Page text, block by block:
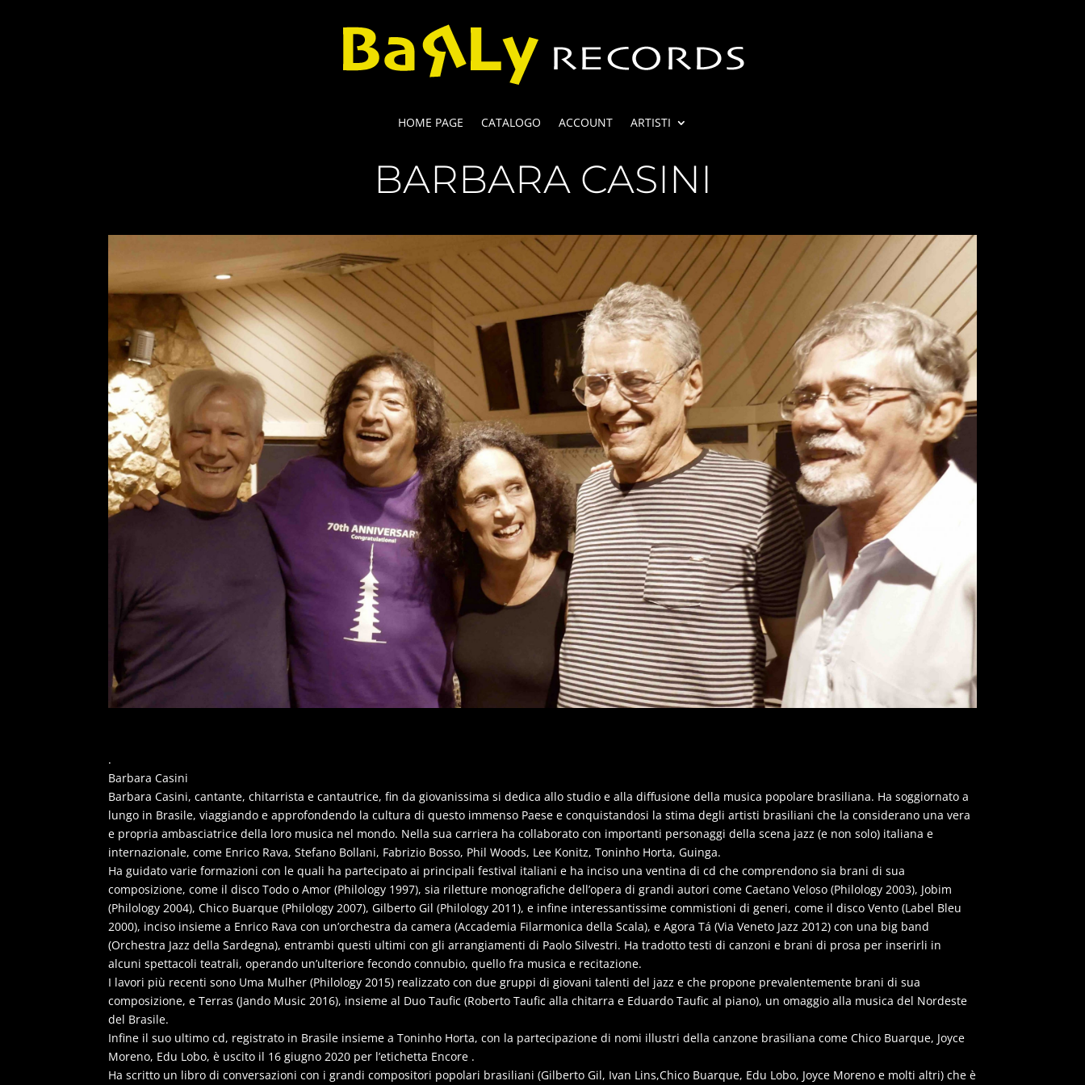
HOME PAGE CATALOGO ACCOUNT ARTISTI
BARBARA CASINI
.
Barbara Casini
Barbara Casini, cantante, chitarrista e cantautrice, fin da giovanissima si dedica allo studio e alla diffusione della musica popolare brasiliana. Ha soggiornato a
lungo in Brasile, viaggiando e approfondendo la cultura di questo immenso Paese e conquistandosi la stima degli artisti brasiliani che la considerano una vera
e propria ambasciatrice della loro musica nel mondo. Nella sua carriera ha collaborato con importanti personaggi della scena jazz (e non solo) italiana e
internazionale, come Enrico Rava, Stefano Bollani, Fabrizio Bosso, Phil Woods, Lee Konitz, Toninho Horta, Guinga.
Ha guidato varie formazioni con le quali ha partecipato ai principali festival italiani e ha inciso una ventina di cd che comprendono sia brani di sua
composizione, come il disco Todo o Amor (Philology 1997), sia riletture monografiche dell’opera di grandi autori come Caetano Veloso (Philology 2003), Jobim
(Philology 2004), Chico Buarque (Philology 2007), Gilberto Gil (Philology 2011), e infine interessantissime commistioni di generi, come il disco Vento (Label Bleu
2000), inciso insieme a Enrico Rava con un’orchestra da camera (Accademia Filarmonica della Scala), e Agora Tá (Via Veneto Jazz 2012) con una big band
(Orchestra Jazz della Sardegna), entrambi questi ultimi con gli arrangiamenti di Paolo Silvestri. Ha tradotto testi di canzoni e brani di prosa per inserirli in
alcuni spettacoli teatrali, operando un’ulteriore fecondo connubio, quello fra musica e recitazione.
I lavori più recenti sono Uma Mulher (Philology 2015) realizzato con due gruppi di giovani talenti del jazz e che propone prevalentemente brani di sua
composizione, e Terras (Jando Music 2016), insieme al Duo Taufic (Roberto Taufic alla chitarra e Eduardo Taufic al piano), un omaggio alla musica del Nordeste
del Brasile.
Infine il suo ultimo cd, registrato in Brasile insieme a Toninho Horta, con la partecipazione di nomi illustri della canzone brasiliana come Chico Buarque, Joyce
Moreno, Edu Lobo, è uscito il 16 giugno 2020 per l’etichetta Encore .
Ha scritto un libro di conversazioni con i grandi compositori popolari brasiliani (Gilberto Gil, Ivan Lins,Chico Buarque, Edu Lobo, Joyce Moreno e molti altri) che è